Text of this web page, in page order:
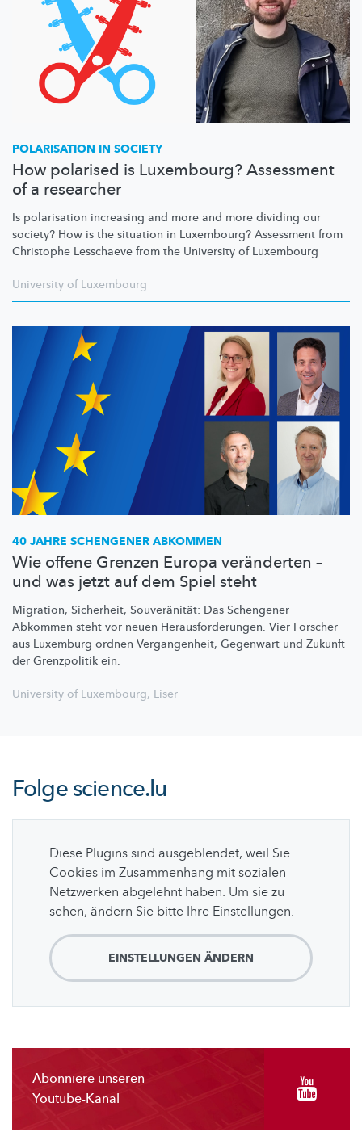
POLARISATION IN SOCIETY
How polarised is Luxembourg? Assessment
of a researcher
Is polarisation increasing and more and more dividing our
society? How is the situation in Luxembourg? Assessment from
Christophe Lesschaeve from the University of Luxembourg
University of Luxembourg
40 JAHRE SCHENGENER ABKOMMEN
Wie offene Grenzen Europa veränderten –
und was jetzt auf dem Spiel steht
Migration, Sicherheit, Souveränität: Das Schengener
Abkommen steht vor neuen Herausforderungen. Vier Forscher
aus Luxemburg ordnen Vergangenheit, Gegenwart und Zukunft
der Grenzpolitik ein.
University of Luxembourg, Liser
Folgescience.lu
Diese Plugins sind ausgeblendet, weil Sie
Cookies im Zusammenhang mit sozialen
Netzwerken abgelehnt haben. Um sie zu
sehen, ändern Sie bitte Ihre Einstellungen.
EINSTELLUNGEN ÄNDERN
Abonniere unseren
Youtube-Kanal